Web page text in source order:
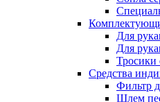
Для
Для
Тросики
Средства
Фильтр
Шлем